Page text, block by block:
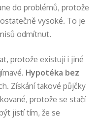
do problémů, protože
vysoké. To je
odmítnut.
protože existují i jiné
Hypotéka bez
Získání takové půjčky
protože se stačí
jistí tím, že se